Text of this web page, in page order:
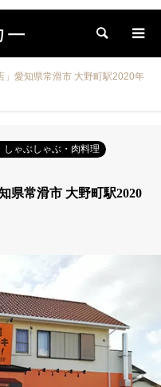
検索
」愛知県常滑市 大野町駅2020年
しゃぶしゃぶ・肉料理
県常滑市 大野町駅2020